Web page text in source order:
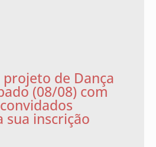
projeto de Dança
(08/08) com
sua inscrição